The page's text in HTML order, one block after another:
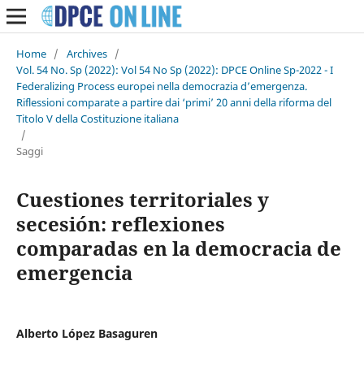
Home / Archives /
Vol. 54 No. Sp (2022): Vol 54 No Sp (2022): DPCE Online Sp-2022 - I
Federalizing Process europei nella democrazia d’emergenza.
Riflessioni comparate a partire dai ‘primi’ 20 anni della riforma del
Titolo V della Costituzione italiana
/
Saggi
Cuestiones territoriales y
secesión: reflexiones
comparadas en la democracia de
emergencia
Alberto López Basaguren